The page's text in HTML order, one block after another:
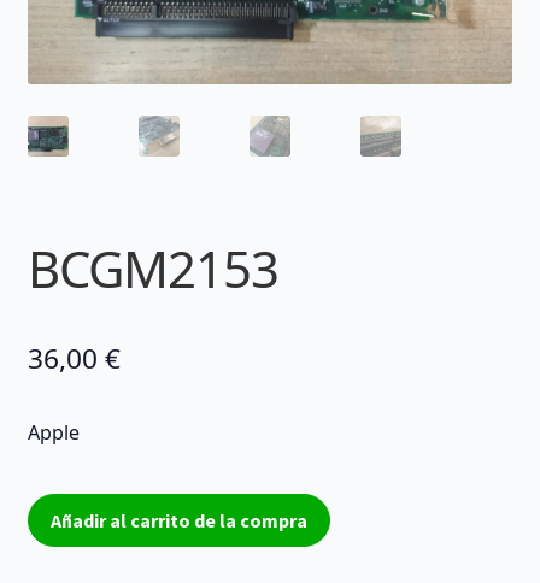
BCGM2153
36,00 €
Apple
BCGM2153
cantidad
Añadir al carrito de la compra